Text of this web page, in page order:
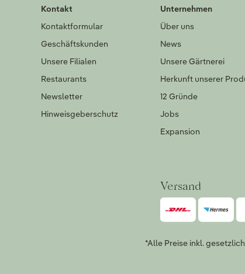
Kontakt
Kontaktformular
Geschäftskunden
Unsere Filialen
Restaurants
Newsletter
Hinweisgeberschutz
Unternehmen
Über uns
News
Unsere Gärtnerei
Herkunft unserer
12 Gründe
Jobs
Expansion
Versand
*Alle Preise inkl.